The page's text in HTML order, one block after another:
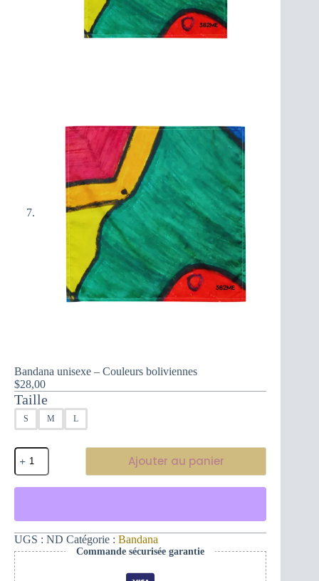
Bandana unisexe – Couleurs boliviennes
$28,00
Taille
S M L
quantité
de
Bandana
unisexe
boliviennes
Ajouter au panier
UGS : ND Catégorie : Bandana
Commande sécurisée garantie